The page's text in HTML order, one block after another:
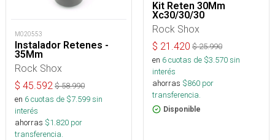
M020553
Instalador Retenes -
35Mm
Rock Shox
$ 45.592 $58.990
en 6cuotas de $7.599sin
interés
ahorras $1.820 por
transferencia.
Kit Reten 30Mm
Xc30/30/30
Rock Shox
$ 21.420 $25.990
en 6cuotas de $3.570sin
interés
ahorras $860 por
transferencia.
Disponible